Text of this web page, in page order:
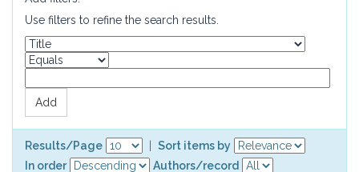
Use filters to refine the search results.
Results/Page
Sort items by
In order
Authors/record